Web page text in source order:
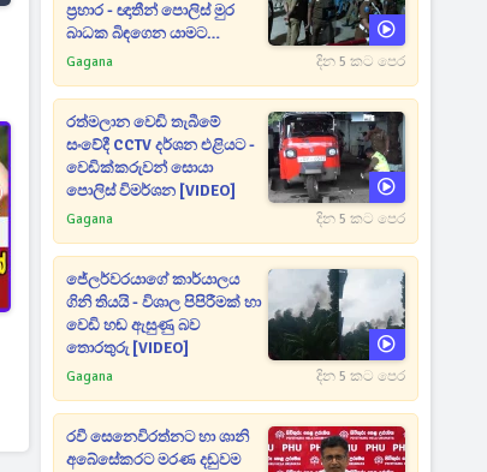
ප්‍රහාර - ඥාතීන් පොලිස් මුර
බාධක බිඳගෙන යාමට
උත්සාහයක [VIDEO]
Gagana දින 5 කට පෙර
රත්මලාන වෙඩි තැබීමේ
සංවේදී CCTV දර්ශන එළියට -
වෙඩික්කරුවන් සොයා
පොලිස් විමර්ශන [VIDEO]
Gagana දින 5 කට පෙර
ජේලර්වරයාගේ කාර්යාලය
ගිනි තියයි - විශාල පිපිරීමක් හා
වෙඩි හඬ ඇසුණු බව
තොරතුරු [VIDEO]
Gagana දින 5 කට පෙර
රවී සෙනෙවිරත්නට හා ශානි
අබේසේකරට මරණ දඬුවම